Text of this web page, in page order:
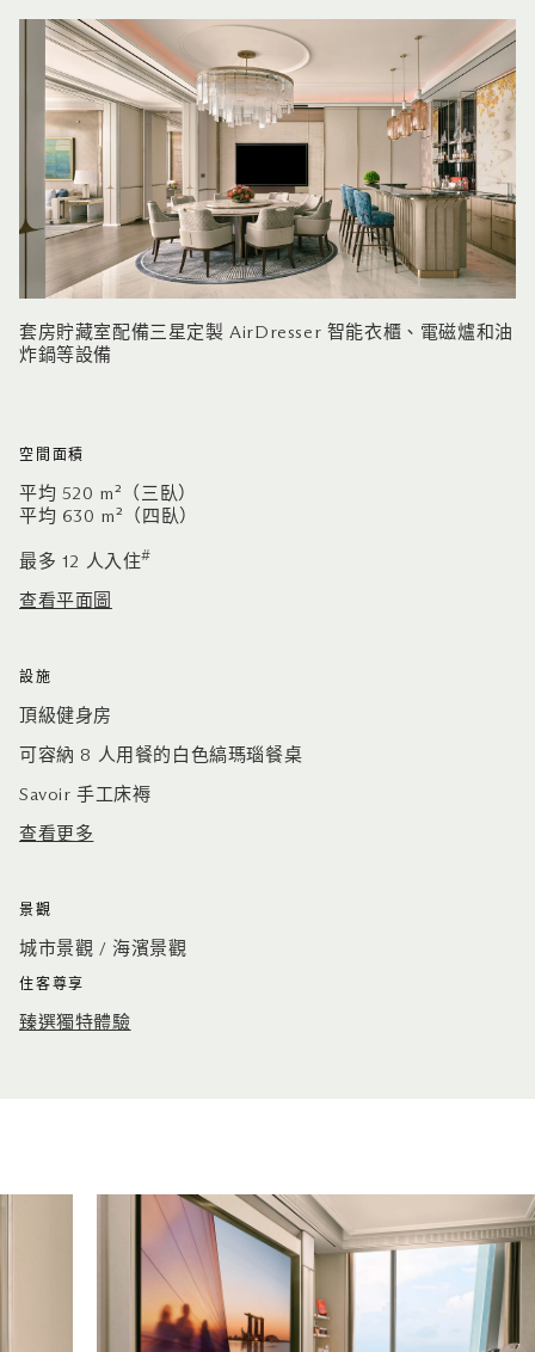
套房貯藏室配備三星定製 AirDresser 智能衣櫃、電磁爐和油
炸鍋等設備
空間面積
平均 520 m²（三臥）
平均 630 m²（四臥）
最多 12 人入住#
查看平面圖
設施
頂級健身房
可容納 8 人用餐的白色縞瑪瑙餐桌
Savoir 手工床褥
查看更多
景觀
城市景觀 / 海濱景觀
住客尊享
臻選獨特體驗